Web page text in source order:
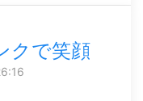
クで笑顔